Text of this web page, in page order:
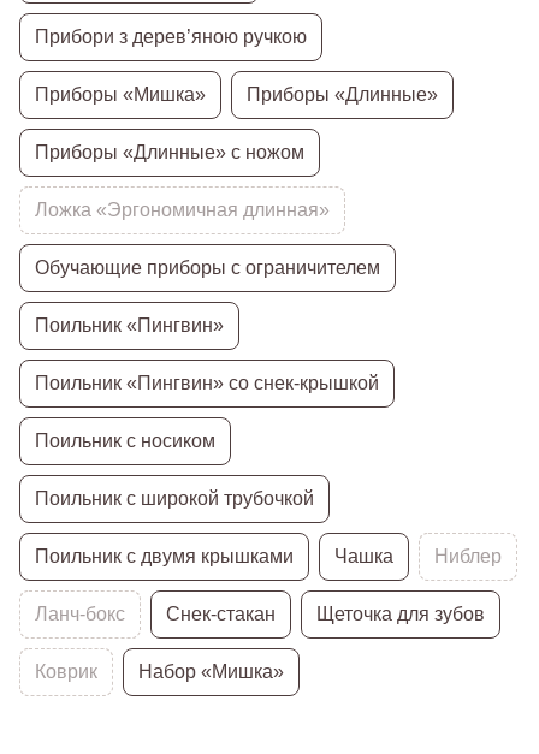
Прибори з дерев’яною ручкою
Приборы «Мишка» Приборы «Длинные»
Приборы «Длинные» с ножом
Ложка «Эргономичная длинная»
Обучающие приборы с ограничителем
Поильник «Пингвин»
Поильник «Пингвин» со снек-крышкой
Поильник с носиком
Поильник с широкой трубочкой
Поильник с двумя крышками Чашка Ниблер
Ланч-бокс Снек-стакан Щеточка для зубов
Коврик Набор «Мишка»